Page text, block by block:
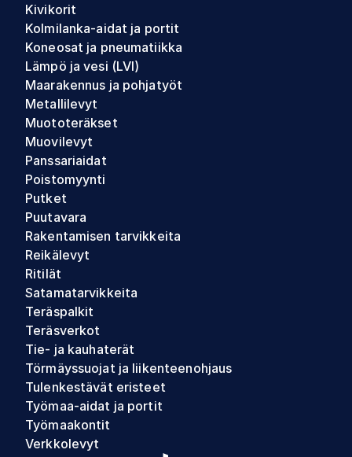
Kivikorit
Kolmilanka-aidat ja portit
Koneosat ja pneumatiikka
Lämpö ja vesi (LVI)
Maarakennus ja pohjatyöt
Metallilevyt
Muototeräkset
Muovilevyt
Panssariaidat
Poistomyynti
Putket
Puutavara
Rakentamisen tarvikkeita
Reikälevyt
Ritilät
Satamatarvikkeita
Teräspalkit
Teräsverkot
Tie- ja kauhaterät
Törmäyssuojat ja liikenteenohjaus
Tulenkestävät eristeet
Työmaa-aidat ja portit
Työmaakontit
Verkkolevyt